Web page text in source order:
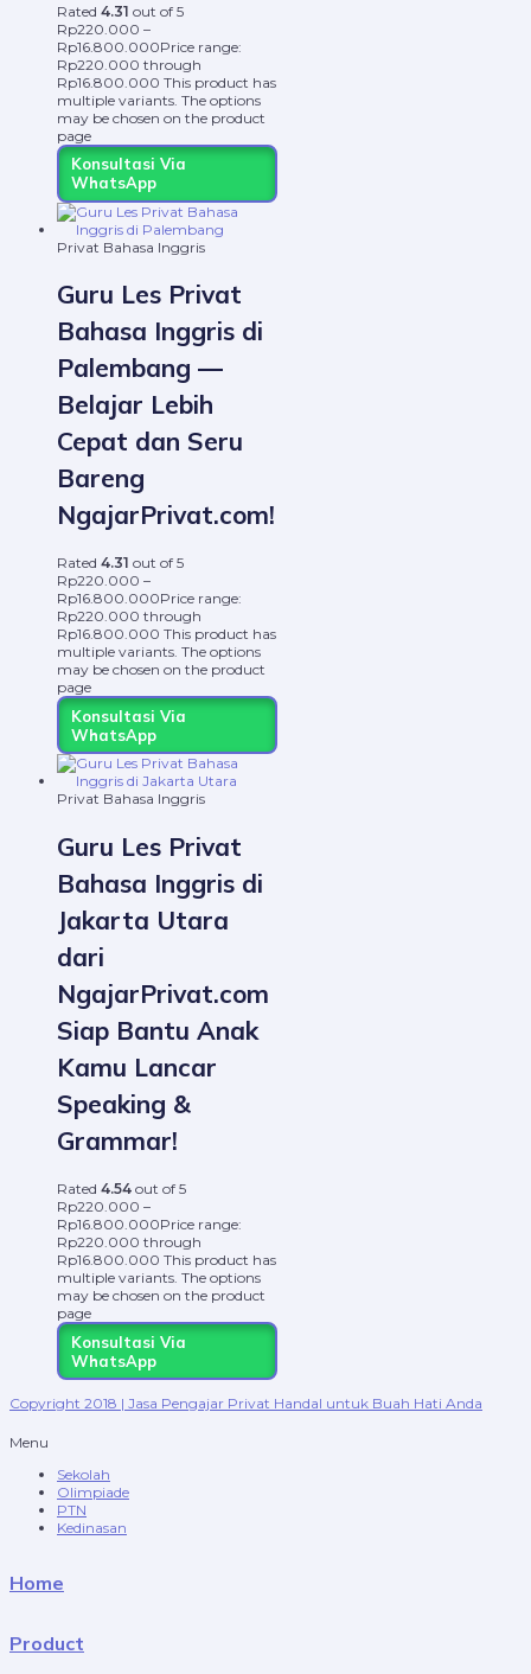
Rated 4.31 out of 5
Rp220.000 –
Rp16.800.000Price range:
Rp220.000 through
Rp16.800.000 This product has
multiple variants. The options
may be chosen on the product
page
Konsultasi Via
WhatsApp
Privat Bahasa Inggris
Guru Les Privat
Bahasa Inggris di
Palembang —
Belajar Lebih
Cepat dan Seru
Bareng
NgajarPrivat.com!
Rated 4.31 out of 5
Rp220.000 –
Rp16.800.000Price range:
Rp220.000 through
Rp16.800.000 This product has
multiple variants. The options
may be chosen on the product
page
Konsultasi Via
WhatsApp
Privat Bahasa Inggris
Guru Les Privat
Bahasa Inggris di
Jakarta Utara
dari
NgajarPrivat.com
Siap Bantu Anak
Kamu Lancar
Speaking &
Grammar!
Rated 4.54 out of 5
Rp220.000 –
Rp16.800.000Price range:
Rp220.000 through
Rp16.800.000 This product has
multiple variants. The options
may be chosen on the product
page
Konsultasi Via
WhatsApp
Copyright 2018 | Jasa Pengajar Privat Handal untuk Buah Hati Anda
Menu
Sekolah
Olimpiade
PTN
Kedinasan
Home
Product